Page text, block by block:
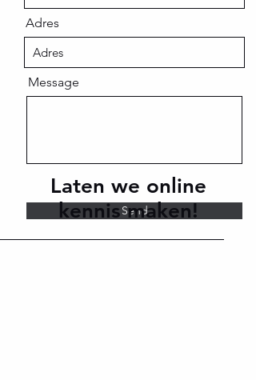
Adres
Message
Send
Laten we online
kennis maken!